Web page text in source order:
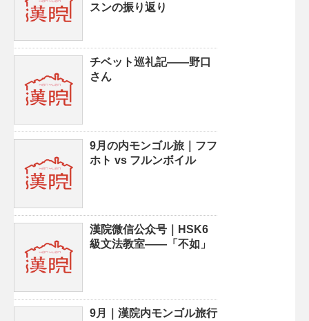
スンの振り返り
チベット巡礼記——野口
さん
9月の内モンゴル旅｜フフ
ホト vs フルンボイル
漢院微信公众号｜HSK6
級文法教室——「不如」
9月｜漢院内モンゴル旅行